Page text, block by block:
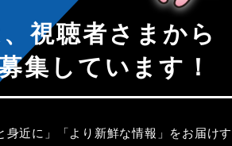
集しています！
身近に」「より新鮮な情報」をお届けす